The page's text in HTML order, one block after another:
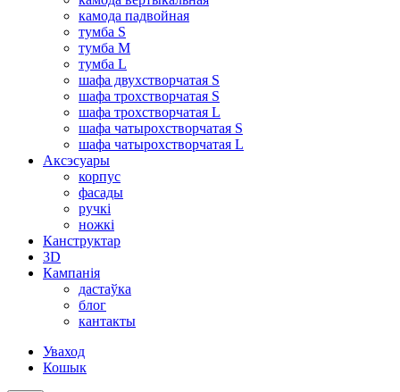
камода падвойная
тумба S
тумба M
тумба L
шафа двухстворчатая S
шафа трохстворчатая S
шафа трохстворчатая L
шафа чатырохстворчатая S
шафа чатырохстворчатая L
Аксэсуары
корпус
фасады
ручкі
ножкі
Канструктар
3D
Кампанія
дастаўка
блог
кантакты
Уваход
Кошык